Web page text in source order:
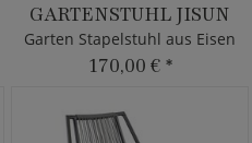
GARTENSTUHL JISUN
Garten Stapelstuhl aus Eisen
170,00 € *